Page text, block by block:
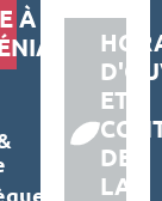
À
ET
DE
LA